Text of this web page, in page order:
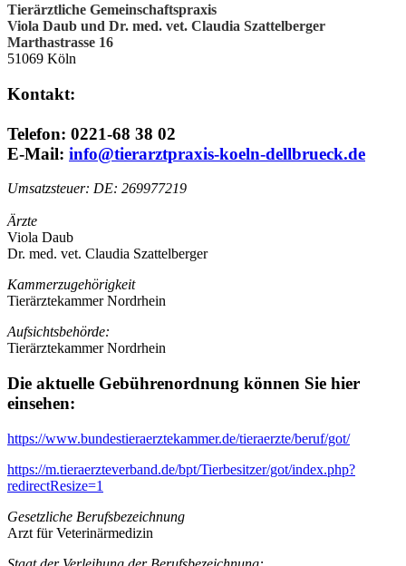
Tierärztliche Gemeinschaftspraxis
Viola Daub und Dr. med. vet. Claudia Szattelberger
Marthastrasse 16
51069 Köln
Kontakt:
Telefon: 0221-68 38 02
E-Mail: info@tierarztpraxis-koeln-dellbrueck.de
Umsatzsteuer: DE: 269977219
Ärzte
Viola Daub
Dr. med. vet. Claudia Szattelberger
Kammerzugehörigkeit
Tierärztekammer Nordrhein
Aufsichtsbehörde:
Tierärztekammer Nordrhein
Die aktuelle Gebührenordnung können Sie hier
einsehen:
https://www.bundestieraerztekammer.de/tieraerzte/beruf/got/
https://m.tieraerzteverband.de/bpt/Tierbesitzer/got/index.php?
redirectResize=1
Gesetzliche Berufsbezeichnung
Arzt für Veterinärmedizin